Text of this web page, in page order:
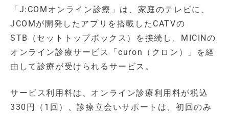
「J:COMオンライン診療」は、家庭のテレビに、
JCOMが開発したアプリを搭載したCATVの
STB（セットトップボックス）を接続し、MICINの
オンライン診療サービス「curon（クロン）」を経
由して診療が受けられるサービス。
サービス利用料は、オンライン診療利用料が税込
330円（1回）、診療立会いサポートは、初回のみ